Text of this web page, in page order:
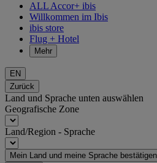
ALL Accor+ ibis
Willkommen im Ibis
ibis store
Flug + Hotel
Mehr
EN
Zurück
Land und Sprache unten auswählen
Geografische Zone
Land/Region - Sprache
Mein Land und meine Sprache bestätigen